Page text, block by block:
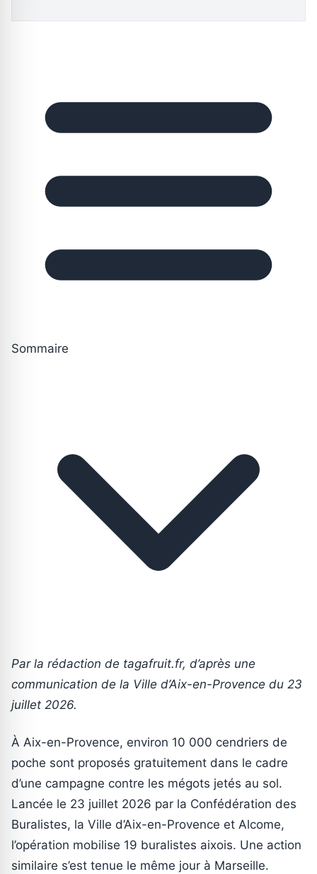
Sommaire
Par la rédaction de tagafruit.fr, d’après une
communication de la Ville d’Aix-en-Provence du 23
juillet 2026.
À Aix-en-Provence, environ 10 000 cendriers de
poche sont proposés gratuitement dans le cadre
d’une campagne contre les mégots jetés au sol.
Lancée le 23 juillet 2026 par la Confédération des
Buralistes, la Ville d’Aix-en-Provence et Alcome,
l’opération mobilise 19 buralistes aixois. Une action
similaire s’est tenue le même jour à Marseille.